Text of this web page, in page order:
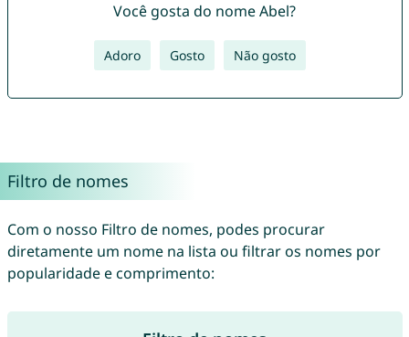
Você gosta do nome Abel?
Adoro Gosto Não gosto
Filtro de nomes
Com o nosso Filtro de nomes, podes procurar
diretamente um nome na lista ou filtrar os nomes por
popularidade e comprimento: